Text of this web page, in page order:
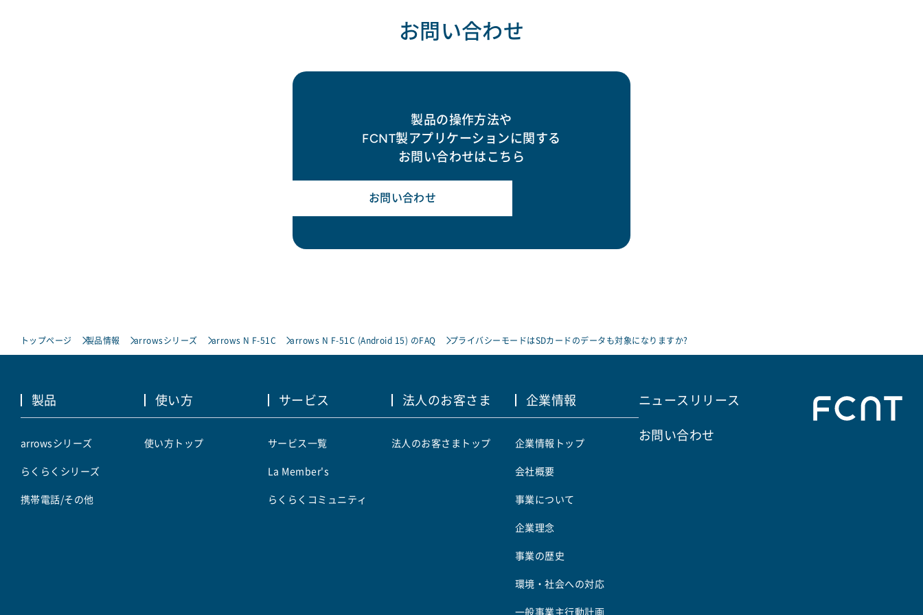
お問い合わせ
製品の操作方法や
FCNT製アプリケーションに関する
お問い合わせはこちら
お問い合わせ
トップページ 製品情報 arrowsシリーズ arrows N F-51C arrows N F-51C (Android 15) のFAQ プライバシーモードはSDカードのデータも対象になりますか?
製品
arrowsシリーズ
らくらくシリーズ
携帯電話/その他
使い方
使い方トップ
サービス
サービス一覧
La Member's
らくらくコミュニティ
法人のお客さま
法人のお客さまトップ
企業情報
企業情報トップ
会社概要
事業について
企業理念
事業の歴史
環境・社会への対応
一般事業主行動計画
ニュースリリース
お問い合わせ